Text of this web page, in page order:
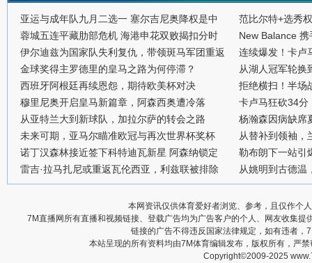
亚运与成年队九月二选一 塞尔吉尼奥降权是中
蓉城五连平藏肋部危机 海港申花双败揭扣分时
伊尔迪兹为国家队失利复仇，带领斑马军团重返
金球奖得主罗德里的皇马之路为何停滞？
西班牙阿根廷再续恩怨，期待欧美杯对决
穆里尼奥开启皇马新篇章，阿森西奥遭冷落
从亚特兰大到新球队，加拉尔萨的转会之路
未来可期，亚马尔瞄准欧冠与再次世界杯奖杯
诺丁汉森林接近签下科特迪瓦新星 阿森纳锁定
雷吉·拉马扎尼或重返瓦伦西亚，利兹联被排除
范比尔特+选秀
New Balance
连续爆发！卡卢
从湖人冠军轮换
拒绝横扫！半场
卡卢马狂砍34分
杨瀚森因病缺席
从替补到领袖，
勒布朗下一站引
从姚明到古德温
本网资讯仅供体育爱好者浏览、参考，且仅作个
7M直播网所有直播和视频链接、登载广告均为广告客户的个人、网友收集
链接的广告不得违反国家法律规定，如有违者
本站呈现的所有资料均由7M体育编辑发布，版权所有，严
Copyright©2009-2025